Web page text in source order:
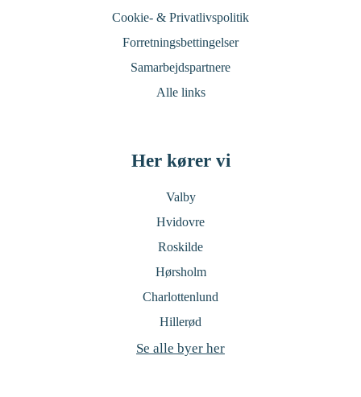
Cookie- & Privatlivspolitik
Forretningsbettingelser
Samarbejdspartnere
Alle links
Her kører vi
Valby
Hvidovre
Roskilde
Hørsholm
Charlottenlund
Hillerød
Se alle byer her